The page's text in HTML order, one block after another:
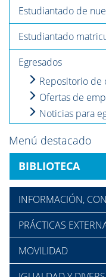
Estudiantado de
Estudiantado
Egresados
Repositorio de
Ofertas de
Noticias para
Menú destacado
BIBLIOTECA
INFORMACIÓN,
PRÁCTICAS
MOVILIDAD